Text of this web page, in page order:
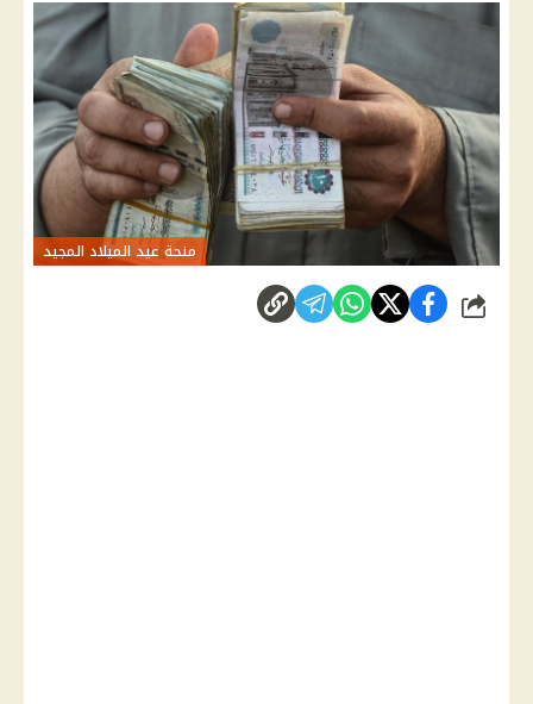
منحة عيد الميلاد المجيد
شارك